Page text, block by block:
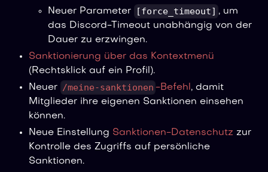
Neuer Parameter
[force_timeout] , um
das Discord-Timeout unabhängig von der
Dauer zu erzwingen.
Sanktionierung über das Kontextmenü
(Rechtsklick auf ein Profil).
Neuer /meine-sanktionen -Befehl, damit
Mitglieder ihre eigenen Sanktionen einsehen
können.
Neue Einstellung Sanktionen-Datenschutz zur
Kontrolle des Zugriffs auf persönliche
Sanktionen.